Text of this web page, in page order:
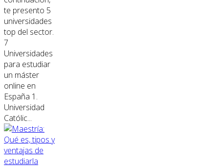
te presento 5
universidades
top del sector.
7
Universidades
para estudiar
un máster
online en
España 1.
Universidad
Católic...